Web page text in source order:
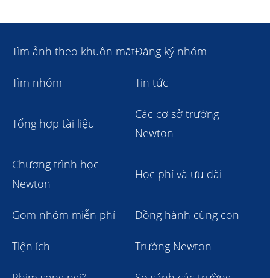
Tìm ảnh theo khuôn mặtĐăng ký nhóm
Tìm nhóm Tin tức
Tổng hợp tài liệu
Các cơ sở trường
Newton
Chương trình học
Newton
Học phí và ưu đãi
Gom nhóm miễn phí Đồng hành cùng con
Tiện ích Trường Newton